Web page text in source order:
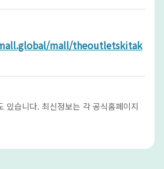
mall/theoutletskitak
있습니다. 최신정보는 각 공식홈페이지